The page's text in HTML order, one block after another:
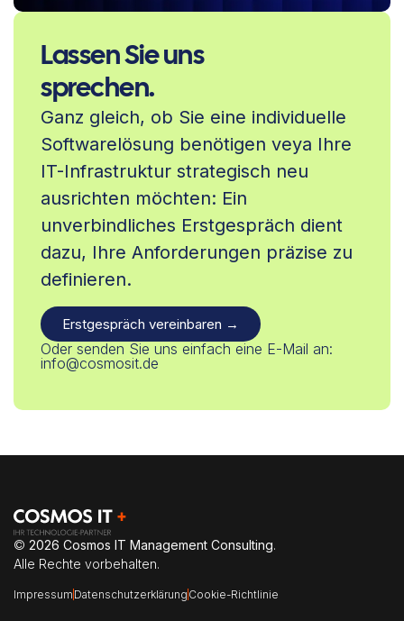
Lassen Sie uns
sprechen.
Ganz gleich, ob Sie eine individuelle
Softwarelösung benötigen veya Ihre
IT-Infrastruktur strategisch neu
ausrichten möchten: Ein
unverbindliches Erstgespräch dient
dazu, Ihre Anforderungen präzise zu
definieren.
Erstgespräch vereinbaren →
Oder senden Sie uns einfach eine E-Mail an:
info@cosmosit.de
© 2026 Cosmos IT Management Consulting.
Alle Rechte vorbehalten.
Impressum Datenschutzerklärung Cookie-Richtlinie